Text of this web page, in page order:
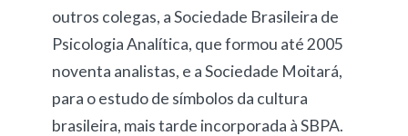
outros colegas, a Sociedade Brasileira de
Psicologia Analítica, que formou até 2005
noventa analistas, e a Sociedade Moitará,
para o estudo de símbolos da cultura
brasileira, mais tarde incorporada à SBPA.